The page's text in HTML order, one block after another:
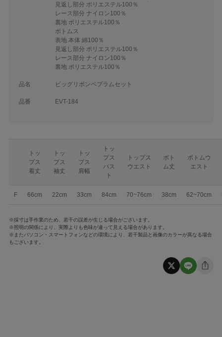
見返し部分 ポリエステル100％
レース部分 ナイロン100％
裏地 ポリエステル100％
ボトムス
表地 本体 綿100％
見返し部分 ポリエステル100％
レース部分 ナイロン100％
裏地 ポリエステル100％
品名 ビッグリボンペプラムセット
品番 EVT-184
トッ
プス
着丈
トッ
プス
袖丈
トッ
プス
肩幅
トッ
プス
バス
ト
トップス
ウエスト
ボト
ム丈
ボトムウ
エスト
F 66cm 22cm 33cm 84cm 70~76cm 38cm 62~70cm
※採寸は手作業のため、若干の誤差が生じる場合がございます。
※照明の関係により、実際よりも色味が違って見える場合があります。
※またパソコン・スマートフォンなどの環境により、若干製品と画像のカラーが異なる場合
もございます。